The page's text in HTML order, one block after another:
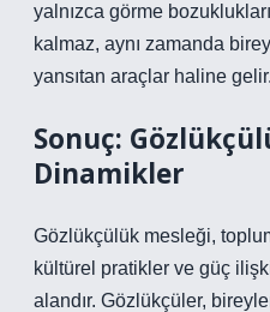
yalnızca görme
kalmaz, aynı zamanda
yansıtan araçlar haline gelir.
Sonuç:
Dinamikler
Gözlükçülük mesleği,
kültürel pratikler ve güç
alandır. Gözlükçüler,